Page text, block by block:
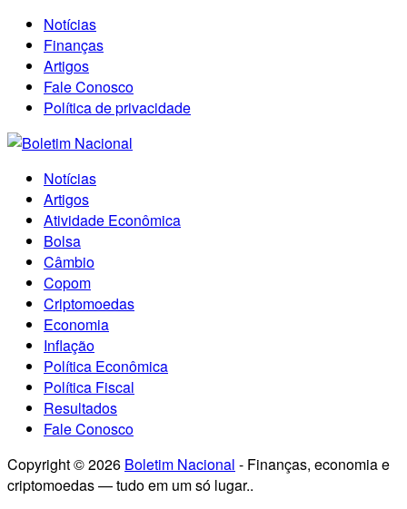
Notícias
Finanças
Artigos
Fale Conosco
Política de privacidade
Notícias
Artigos
Atividade Econômica
Bolsa
Câmbio
Copom
Criptomoedas
Economia
Inflação
Política Econômica
Política Fiscal
Resultados
Fale Conosco
Copyright © 2026 Boletim Nacional - Finanças, economia e
criptomoedas — tudo em um só lugar..